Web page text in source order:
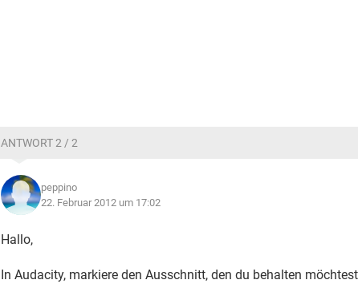
ANTWORT 2 / 2
peppino
22. Februar 2012 um 17:02
Hallo,
In Audacity, markiere den Ausschnitt, den du behalten